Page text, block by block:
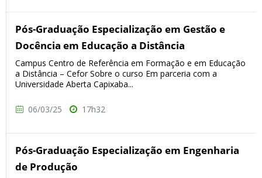
Pós-Graduação Especialização em Gestão e
Docência em Educação a Distância
Campus Centro de Referência em Formação e em Educação
a Distância – Cefor Sobre o curso Em parceria com a
Universidade Aberta Capixaba...
06/03/25 17h32
Pós-Graduação Especialização em Engenharia
de Produção